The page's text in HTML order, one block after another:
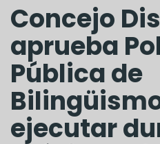
Concejo
aprueba
Pública de
ejecutar